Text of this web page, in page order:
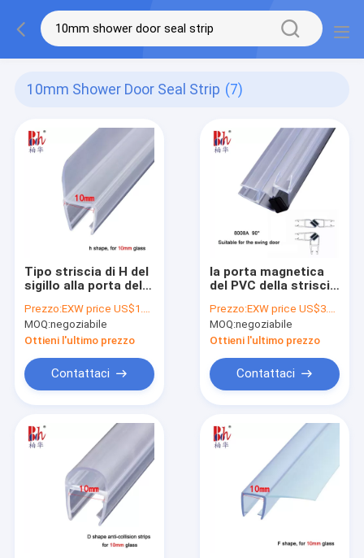
10mm Shower Door Seal Strip (7)
Tipo striscia di H del
sigillo alla porta della
Prezzo:EXW price US$1.2 per piece
MOQ:negoziabile
Ottieni l'ultimo prezzo
Contattaci
la porta magnetica
del PVC della striscia
della doccia del
bagno di 10mm 90°
applica guarnizione
di tenuta a
Prezzo:EXW price US$3.5 per sets (2pcs of 2.2meter)
MOQ:negoziabile
Ottieni l'ultimo prezzo
Contattaci